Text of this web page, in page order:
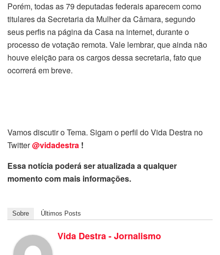
Porém, todas as 79 deputadas federais aparecem como
titulares da Secretaria da Mulher da Câmara, segundo
seus perfis na página da Casa na internet, durante o
processo de votação remota. Vale lembrar, que ainda não
houve eleição para os cargos dessa secretaria, fato que
ocorrerá em breve.
Vamos discutir o Tema. Sigam o perfil do Vida Destra no
Twitter@vidadestra !
Essa notícia poderá ser atualizada a qualquer
momento com mais informações.
Sobre Últimos Posts
Vida Destra - Jornalismo